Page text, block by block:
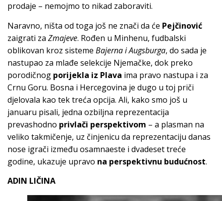
prodaje – nemojmo to nikad zaboraviti.
Naravno, ništa od toga još ne znači da će Pejčinović
zaigrati za Zmajeve. Rođen u Minhenu, fudbalski
oblikovan kroz sisteme Bajerna i Augsburga, do sada je
nastupao za mlađe selekcije Njemačke, dok preko
porodičnog porijekla iz Plava ima pravo nastupa i za
Crnu Goru. Bosna i Hercegovina je dugo u toj priči
djelovala kao tek treća opcija. Ali, kako smo još u
januaru pisali, jedna ozbiljna reprezentacija
prevashodno privlači perspektivom – a plasman na
veliko takmičenje, uz činjenicu da reprezentaciju danas
nose igrači između osamnaeste i dvadeset treće
godine, ukazuje upravo na perspektivnu budućnost.
ADIN LIČINA